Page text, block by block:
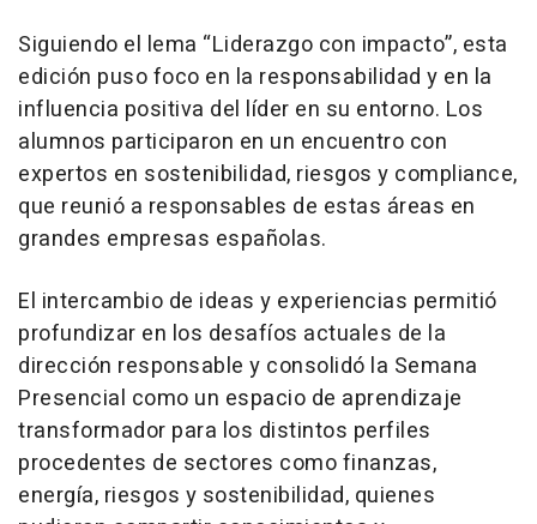
Siguiendo el lema “Liderazgo con impacto”, esta
edición puso foco en la responsabilidad y en la
influencia positiva del líder en su entorno. Los
alumnos participaron en un encuentro con
expertos en sostenibilidad, riesgos y compliance,
que reunió a responsables de estas áreas en
grandes empresas españolas.
El intercambio de ideas y experiencias permitió
profundizar en los desafíos actuales de la
dirección responsable y consolidó la Semana
Presencial como un espacio de aprendizaje
transformador para los distintos perfiles
procedentes de sectores como finanzas,
energía, riesgos y sostenibilidad, quienes